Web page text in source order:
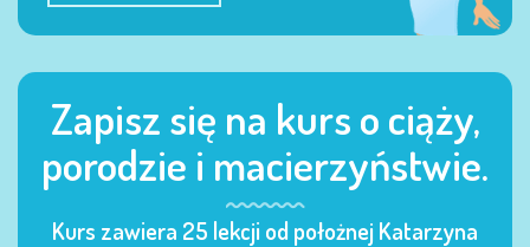
Zapisz się na kurs o ciąży,
porodzie i macierzyństwie.
Kurs zawiera 25 lekcji od położnej Katarzyna